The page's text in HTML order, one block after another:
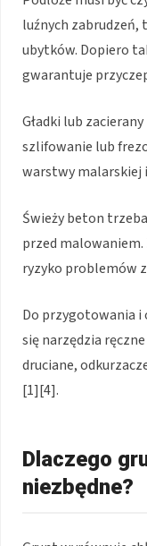
luźnych zabrudzeń,
ubytków. Dopiero
gwarantuje
Gładki lub
szlifowanie lub
warstwy malarskiej
Świeży beton
przed
ryzyko problemów
Do przygotowania i
się narzędzia
druciane,
[1][4].
Dlaczego
niezbędne?